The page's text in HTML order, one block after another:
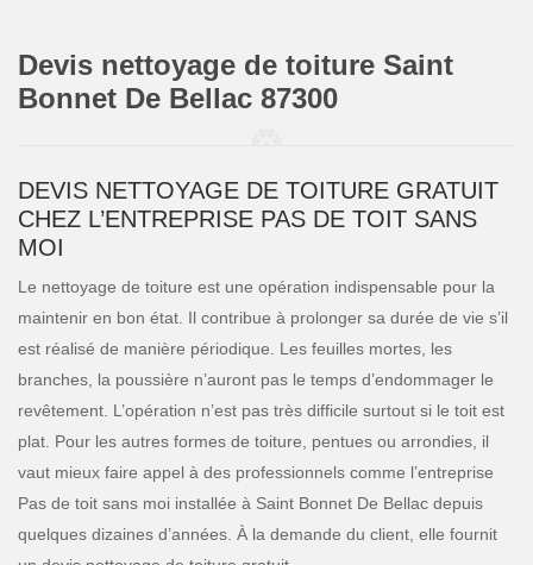
Devis nettoyage de toiture Saint
Bonnet De Bellac 87300
DEVIS NETTOYAGE DE TOITURE GRATUIT
CHEZ L’ENTREPRISE PAS DE TOIT SANS
MOI
Le nettoyage de toiture est une opération indispensable pour la
maintenir en bon état. Il contribue à prolonger sa durée de vie s’il
est réalisé de manière périodique. Les feuilles mortes, les
branches, la poussière n’auront pas le temps d’endommager le
revêtement. L’opération n’est pas très difficile surtout si le toit est
plat. Pour les autres formes de toiture, pentues ou arrondies, il
vaut mieux faire appel à des professionnels comme l’entreprise
Pas de toit sans moi installée à Saint Bonnet De Bellac depuis
quelques dizaines d’années. À la demande du client, elle fournit